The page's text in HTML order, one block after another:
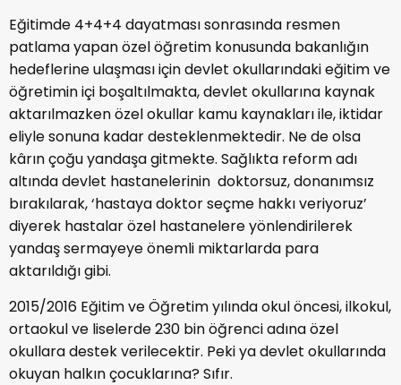
Eğitimde 4+4+4 dayatması sonrasında resmen
patlama yapan özel öğretim konusunda bakanlığın
hedeflerine ulaşması için devlet okullarındaki eğitim ve
öğretimin içi boşaltılmakta, devlet okullarına kaynak
aktarılmazken özel okullar kamu kaynakları ile, iktidar
eliyle sonuna kadar desteklenmektedir. Ne de olsa
kârın çoğu yandaşa gitmekte. Sağlıkta reform adı
altında devlet hastanelerinin doktorsuz, donanımsız
bırakılarak, ‘hastaya doktor seçme hakkı veriyoruz’
diyerek hastalar özel hastanelere yönlendirilerek
yandaş sermayeye önemli miktarlarda para
aktarıldığı gibi.
2015/2016 Eğitim ve Öğretim yılında okul öncesi, ilkokul,
ortaokul ve liselerde 230 bin öğrenci adına özel
okullara destek verilecektir. Peki ya devlet okullarında
okuyan halkın çocuklarına? Sıfır.